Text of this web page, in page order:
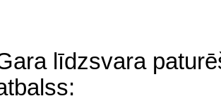
līdzsvara